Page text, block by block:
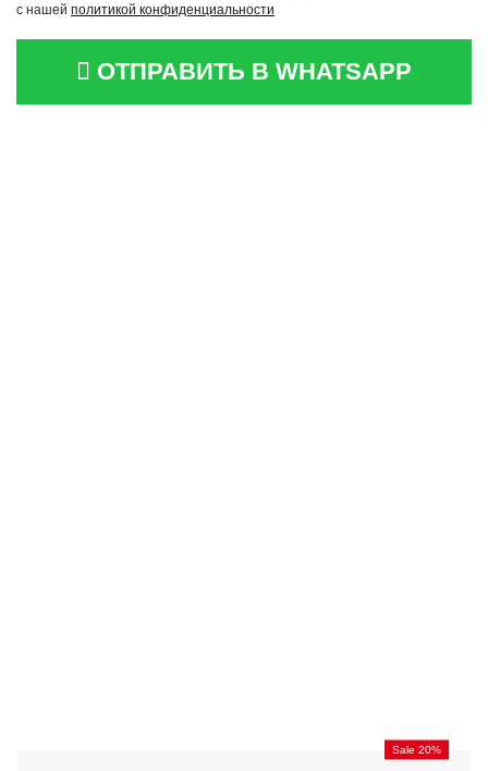
с нашей политикой конфиденциальности
ОТПРАВИТЬ В WHATSAPP
Sale 20%